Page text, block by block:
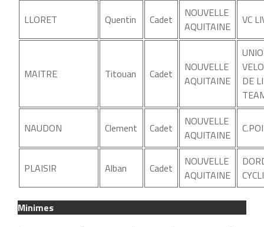
LLORET Quentin Cadet
NOUVELLE
AQUITAINE
VC
MAITRE Titouan Cadet
NOUVELLE
AQUITAINE
DE
NAUDON Clement Cadet
NOUVELLE
AQUITAINE
PLAISIR Alban Cadet
NOUVELLE
AQUITAINE
Minimes